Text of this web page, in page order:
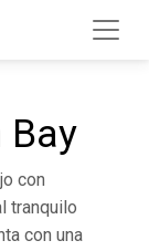
Bay
con
tranquilo
con una